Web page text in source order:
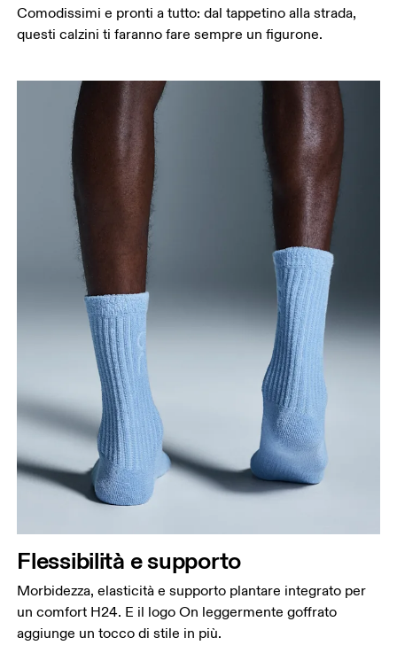
Comodissimi e pronti a tutto: dal tappetino alla strada,
questi calzini ti faranno fare sempre un figurone.
Flessibilità e supporto
Morbidezza, elasticità e supporto plantare integrato per
un comfort H24. E il logo On leggermente goffrato
aggiunge un tocco di stile in più.